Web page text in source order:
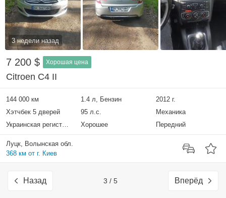
3 недели назад
7 200 $ Хорошая цена
Citroen C4 II
144 000 км 1.4 л, Бензин
2012 г.
Хэтчбек 5 дверей
95 л.с.
Механика
Украинская регистрация
Хорошее Передний
Луцк, Волынская обл.
368 км от г. Киев
Назад 3 / 5 Вперёд